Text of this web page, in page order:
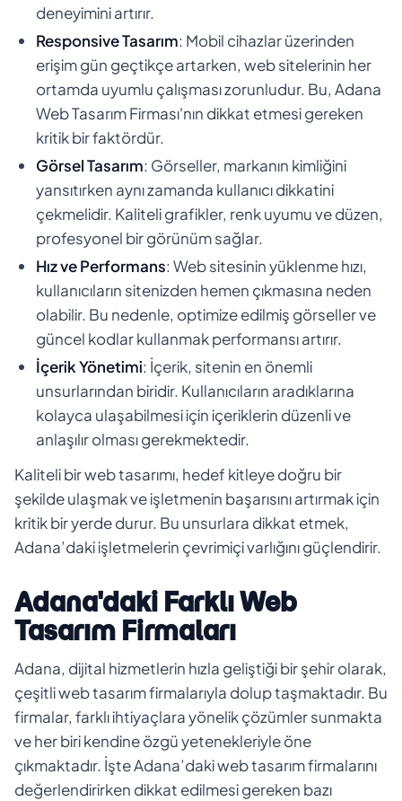
deneyimini artırır.
Responsive Tasarım: Mobil cihazlar üzerinden
erişim gün geçtikçe artarken, web sitelerinin her
ortamda uyumlu çalışması zorunludur. Bu, Adana
Web Tasarım Firması'nın dikkat etmesi gereken
kritik bir faktördür.
Görsel Tasarım: Görseller, markanın kimliğini
yansıtırken aynı zamanda kullanıcı dikkatini
çekmelidir. Kaliteli grafikler, renk uyumu ve düzen,
profesyonel bir görünüm sağlar.
Hız ve Performans: Web sitesinin yüklenme hızı,
kullanıcıların sitenizden hemen çıkmasına neden
olabilir. Bu nedenle, optimize edilmiş görseller ve
güncel kodlar kullanmak performansı artırır.
İçerik Yönetimi: İçerik, sitenin en önemli
unsurlarından biridir. Kullanıcıların aradıklarına
kolayca ulaşabilmesi için içeriklerin düzenli ve
anlaşılır olması gerekmektedir.
Kaliteli bir web tasarımı, hedef kitleye doğru bir
şekilde ulaşmak ve işletmenin başarısını artırmak için
kritik bir yerde durur. Bu unsurlara dikkat etmek,
Adana’daki işletmelerin çevrimiçi varlığını güçlendirir.
Adana'daki Farklı Web
Tasarım Firmaları
Adana, dijital hizmetlerin hızla geliştiği bir şehir olarak,
çeşitli web tasarım firmalarıyla dolup taşmaktadır. Bu
firmalar, farklı ihtiyaçlara yönelik çözümler sunmakta
ve her biri kendine özgü yetenekleriyle öne
çıkmaktadır. İşte Adana’daki web tasarım firmalarını
değerlendirirken dikkat edilmesi gereken bazı